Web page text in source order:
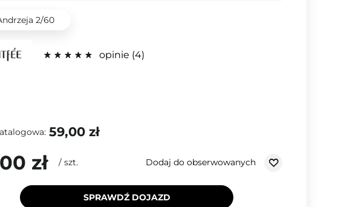
2/60
opinie 4
59,00 zł
zł / szt. Dodaj do obserwowanych
SPRAWDŹ DOJAZD